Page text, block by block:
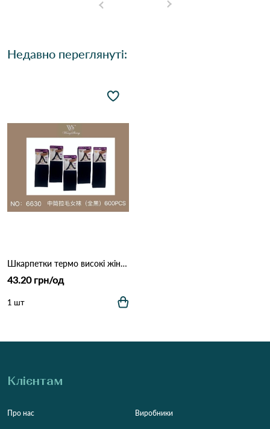
Недавно переглянуті:
Шкарпетки термо високі жіночі WS 6630 Чорний
43.20 грн/од
1 шт
Клієнтам
Про нас Виробники